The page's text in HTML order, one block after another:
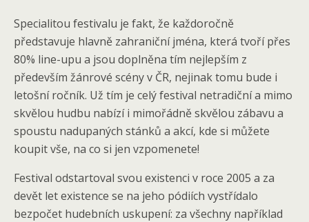
Specialitou festivalu je fakt, že každoročně
představuje hlavně zahraniční jména, která tvoří přes
80% line-upu a jsou doplněna tím nejlepším z
především žánrové scény v ČR, nejinak tomu bude i
letošní ročník. Už tím je celý festival netradiční a mimo
skvělou hudbu nabízí i mimořádně skvělou zábavu a
spoustu nadupaných stánků a akcí, kde si můžete
koupit vše, na co si jen vzpomenete!
Festival odstartoval svou existenci v roce 2005 a za
devět let existence se na jeho pódiích vystřídalo
bezpočet hudebních uskupení: za všechny například